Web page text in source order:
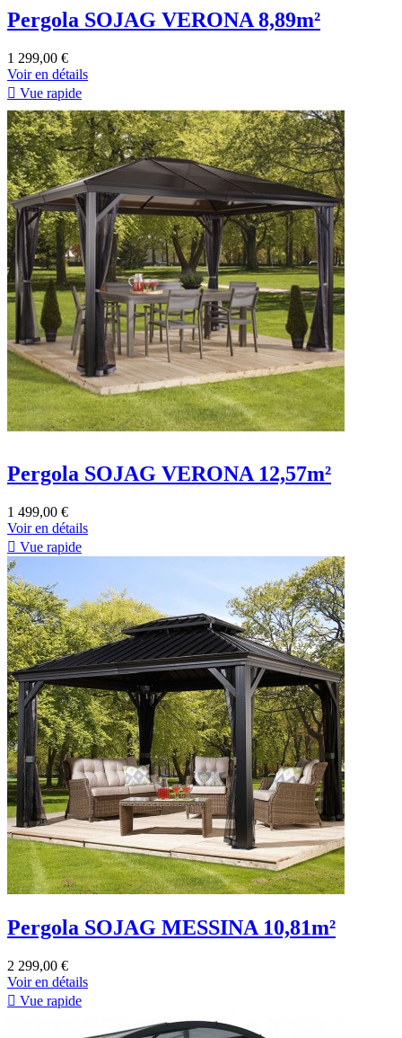
Pergola SOJAG VERONA 8,89m²
1 299,00 €
Voir en détails
 Vue rapide
Pergola SOJAG VERONA 12,57m²
1 499,00 €
Voir en détails
 Vue rapide
Pergola SOJAG MESSINA 10,81m²
2 299,00 €
Voir en détails
 Vue rapide